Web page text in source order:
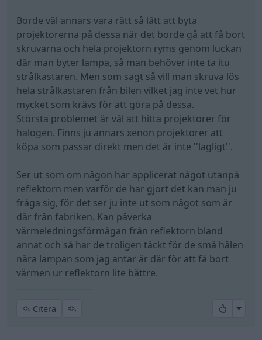
Borde väl annars vara rätt så lätt att byta
projektorerna på dessa när det borde gå att få bort
skruvarna och hela projektorn ryms genom luckan
där man byter lampa, så man behöver inte ta itu
strålkastaren. Men som sagt så vill man skruva lös
hela strålkastaren från bilen vilket jag inte vet hur
mycket som krävs för att göra på dessa.
Största problemet är väl att hitta projektorer för
halogen. Finns ju annars xenon projektorer att
köpa som passar direkt men det är inte ''lagligt''.
Ser ut som om någon har applicerat något utanpå
reflektorn men varför de har gjort det kan man ju
fråga sig, för det ser ju inte ut som något som är
där från fabriken. Kan påverka
värmeledningsförmågan från reflektorn bland
annat och så har de troligen täckt för de små hålen
nära lampan som jag antar är där för att få bort
värmen ur reflektorn lite bättre.
Citera All